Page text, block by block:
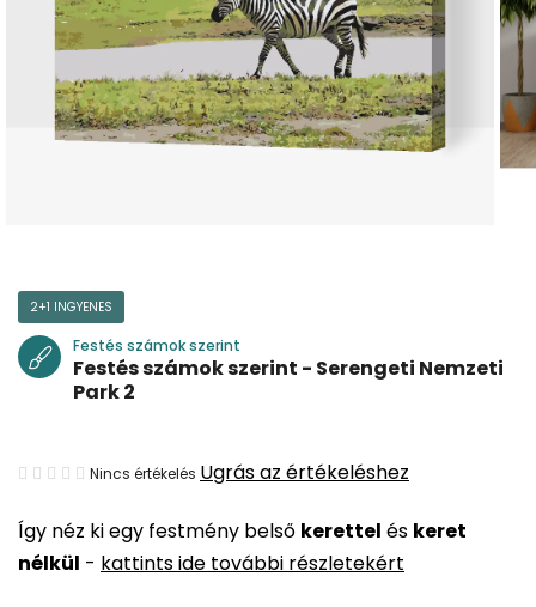
Így néz ki egy festmény belső kerettel és keret
nélkül - kattints ide további részletekért
2+1 INGYENES
Festés számok szerint
Festés számok szerint - Serengeti Nemzeti
Park 2
A
átlagos
értékelése
Nincs értékelés Ugrás az értékeléshez